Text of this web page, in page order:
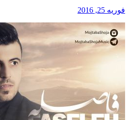
فوریه 25, 2016